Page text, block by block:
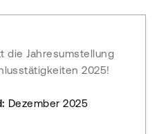
die Jahresumstellung
2025!
Dezember 2025